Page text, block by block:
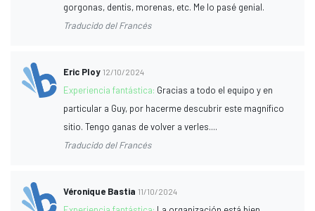
gorgonas, dentis, morenas, etc. Me lo pasé genial.
Traducido del Francés
Eric Ploy 12/10/2024
Experiencia fantástica: Gracias a todo el equipo y en
particular a Guy, por hacerme descubrir este magnífico
sitio. Tengo ganas de volver a verles....
Traducido del Francés
Véronique Bastia 11/10/2024